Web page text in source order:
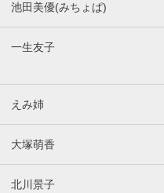
池田美優(みちょぱ)
一生友子
えみ姉
大塚萌香
北川景子